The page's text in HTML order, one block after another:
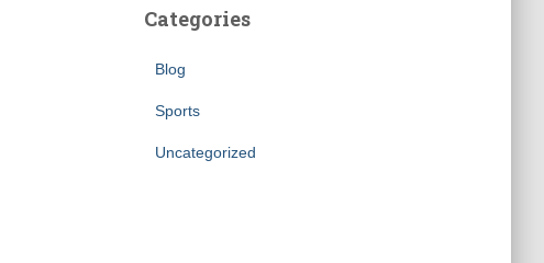
Categories
Blog
Sports
Uncategorized